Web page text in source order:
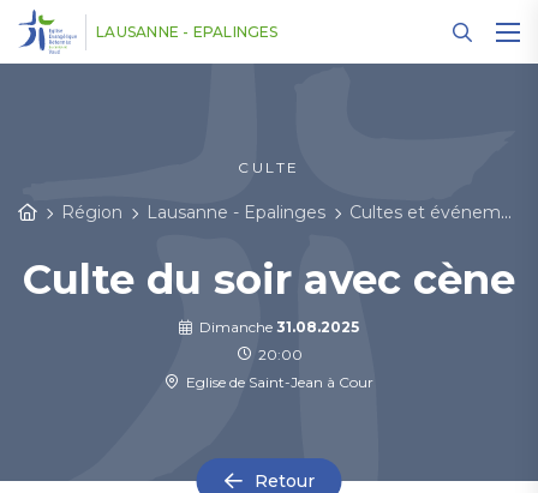
LAUSANNE - EPALINGES
CULTE
Région Lausanne - Epalinges Cultes et événements
Culte du soir avec cène
Dimanche 31.08.2025
20:00
Eglise de Saint-Jean à Cour
Retour
Panneau de gestion des cookies